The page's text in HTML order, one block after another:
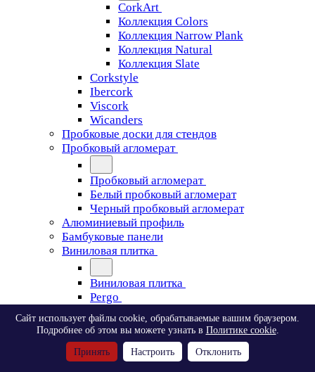
CorkArt
Коллекция Colors
Коллекция Narrow Plank
Коллекция Natural
Коллекция Slate
Corkstyle
Ibercork
Viscork
Wicanders
Пробковые доски для стендов
Пробковый агломерат
Пробковый агломерат
Белый пробковый агломерат
Черный пробковый агломерат
Алюминиевый профиль
Бамбуковые панели
Виниловая плитка
Виниловая плитка
Pergo
Pergo
Classic Plank Optimum Glue
Modern Plank Optimum Glue
Сайт использует файлы cookie, обрабатываемые вашим браузером.
Подробнее об этом вы можете узнать в Политике cookie.
Принять Настроить Отклонить